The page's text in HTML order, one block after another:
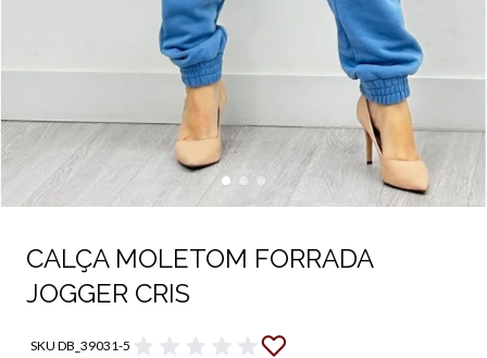
CALÇA MOLETOM FORRADA
JOGGER CRIS
SKU DB_39031-5